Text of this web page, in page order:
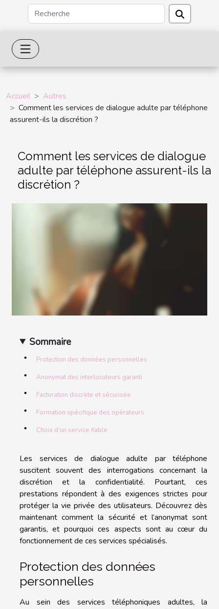
Accueil
Autres
Comment les services de dialogue adulte par téléphone
assurent-ils la discrétion ?
Comment les services de dialogue
adulte par téléphone assurent-ils la
discrétion ?
Sommaire
Protection des données personnelles
Anonymat des interlocuteurs garanti
Facturation discrète et sécurisée
Formation spécifique des opérateurs
Choix d’un service fiable
Les services de dialogue adulte par téléphone
suscitent souvent des interrogations concernant la
discrétion et la confidentialité. Pourtant, ces
prestations répondent à des exigences strictes pour
protéger la vie privée des utilisateurs. Découvrez dès
maintenant comment la sécurité et l’anonymat sont
garantis, et pourquoi ces aspects sont au cœur du
fonctionnement de ces services spécialisés.
Protection des données
personnelles
Au sein des services téléphoniques adultes, la